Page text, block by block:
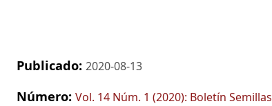
Publicado: 2020-08-13
Número: Vol. 14 Núm. 1 (2020): Boletín Semillas